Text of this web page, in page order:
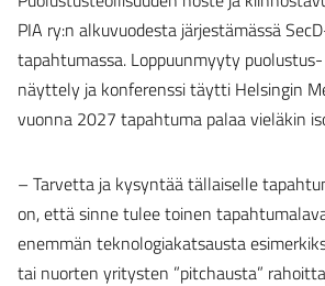
PIA ry:n alkuvuodesta järjestämässä
tapahtumassa. Loppuunmyyty
näyttely ja konferenssi täytti Helsingin
vuonna 2027 tapahtuma palaa vieläkin
– Tarvetta ja kysyntää tällaiselle
on, että sinne tulee toinen
enemmän teknologiakatsausta
tai nuorten yritysten ”pitchausta”